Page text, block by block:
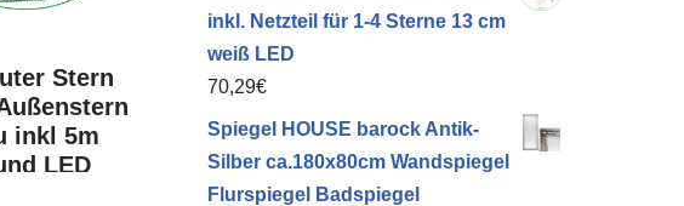
Stern
inkl 5m
LED
inkl. Netzteil für 1-4 Sterne 13 cm
weiß LED
70,29€
Spiegel HOUSE barock Antik-
Silber ca.180x80cm Wandspiegel
Flurspiegel Badspiegel